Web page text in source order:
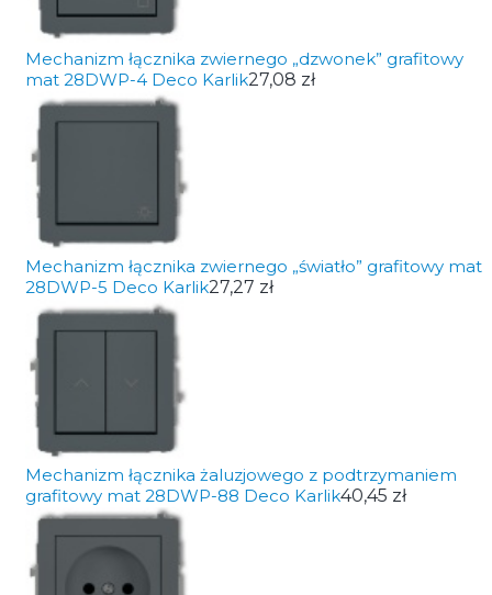
Mechanizm łącznika zwiernego „dzwonek” grafitowy
mat 28DWP-4 Deco Karlik27,08 zł
Mechanizm łącznika zwiernego „światło” grafitowy mat
28DWP-5 Deco Karlik27,27 zł
Mechanizm łącznika żaluzjowego z podtrzymaniem
grafitowy mat 28DWP-88 Deco Karlik40,45 zł